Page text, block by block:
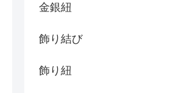
金銀紐
飾り結び
飾り紐